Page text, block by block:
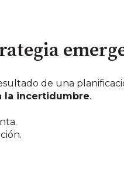
de una
la incertidumbre.